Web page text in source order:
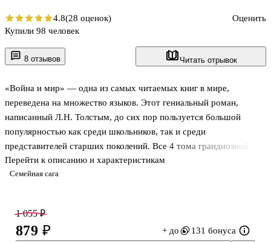
8 отзывов Читать отрывок
Семейная сага
«Война и мир» — одна из самых читаемых книг в мире,
переведена на множество языков. Этот гениальный роман,
написанный Л.Н. Толстым, до сих пор пользуется большой
популярностью как среди школьников, так и среди
представителей старших поколений. Все 4 тома грандиозной
эпопеи приводятся в лаконичном сокращении, не упуская при
этом ничего важного. Новое издание романа в невероятном
урокам литературы, но и приятным подарком для всех ценителей
классической литературы. В нем вы найдете уникальные
Перейти к описанию и характеристикам
4.8(28 оценок)
Оценить
Купили 98 человек
1 055 ₽
879 ₽ + до 131 бонуса